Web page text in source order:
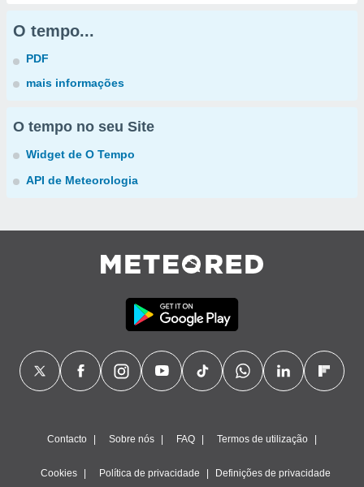
O tempo...
PDF
mais informações
O tempo no seu Site
Widget de O Tempo
API de Meteorologia
Contacto Sobre nós FAQ Termos de utilização
Cookies Política de privacidade Definições de privacidade